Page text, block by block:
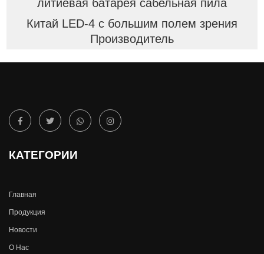
литиевая батарея сабельная пила
Китай LED-4 с большим полем зрения
Производитель
КАТЕГОРИИ
Главная
Продукция
Новости
О Hас